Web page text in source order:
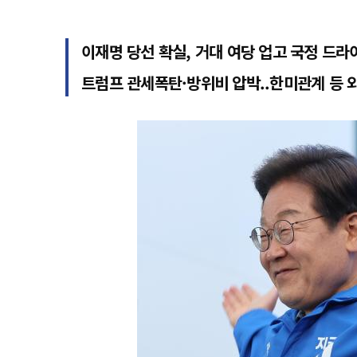
이재명 당선 확실, 거대 여당 업고 국정 드라
트럼프 관세폭탄·방위비 압박..한미관계 등